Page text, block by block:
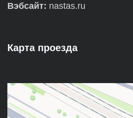
Вэбсайт: nastas.ru
Карта проезда